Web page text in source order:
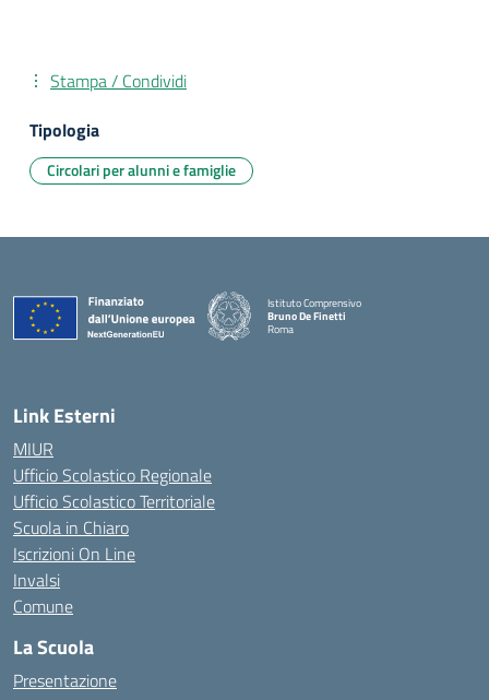
Stampa / Condividi
Tipologia
Circolari per alunni e famiglie
Istituto Comprensivo
Bruno De Finetti
Roma
Link Esterni
MIUR
Ufficio Scolastico Regionale
Ufficio Scolastico Territoriale
Scuola in Chiaro
Iscrizioni On Line
Invalsi
Comune
La Scuola
Presentazione